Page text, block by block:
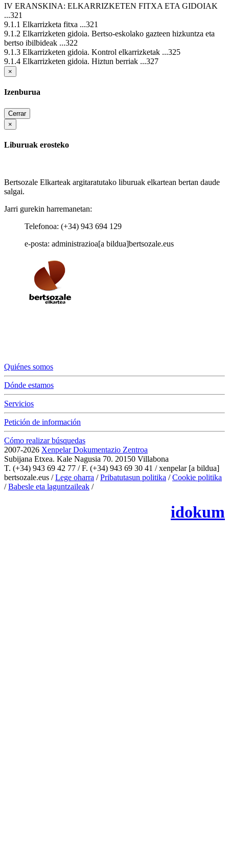
IV ERANSKINA: ELKARRIZKETEN FITXA ETA GIDOIAK
...321
9.1.1 Elkarrizketa fitxa ...321
9.1.2 Elkarrizketen gidoia. Bertso-eskolako gazteen hizkuntza eta
bertso ibilbideak ...322
9.1.3 Elkarrizketen gidoia. Kontrol elkarrizketak ...325
9.1.4 Elkarrizketen gidoia. Hiztun berriak ...327
×
Izenburua
Cerrar
×
Liburuak erosteko
Bertsozale Elkarteak argitaratutako liburuak elkartean bertan daude
salgai.
Jarri gurekin harremanetan:
Telefonoa: (+34) 943 694 129
e-posta: administrazioa[a bildua]bertsozale.eus
Quiénes somos
Dónde estamos
Servicios
Petición de información
Cómo realizar búsquedas
2007-2026 Xenpelar Dokumentazio Zentroa
Subijana Etxea. Kale Nagusia 70. 20150 Villabona
T. (+34) 943 69 42 77 / F. (+34) 943 69 30 41 / xenpelar [a bildua]
bertsozale.eus /Lege oharra /Pribatutasun politika /Cookie politika
/Babesle eta laguntzaileak /
idokum